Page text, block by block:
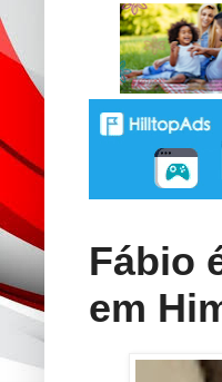
Fábio
em